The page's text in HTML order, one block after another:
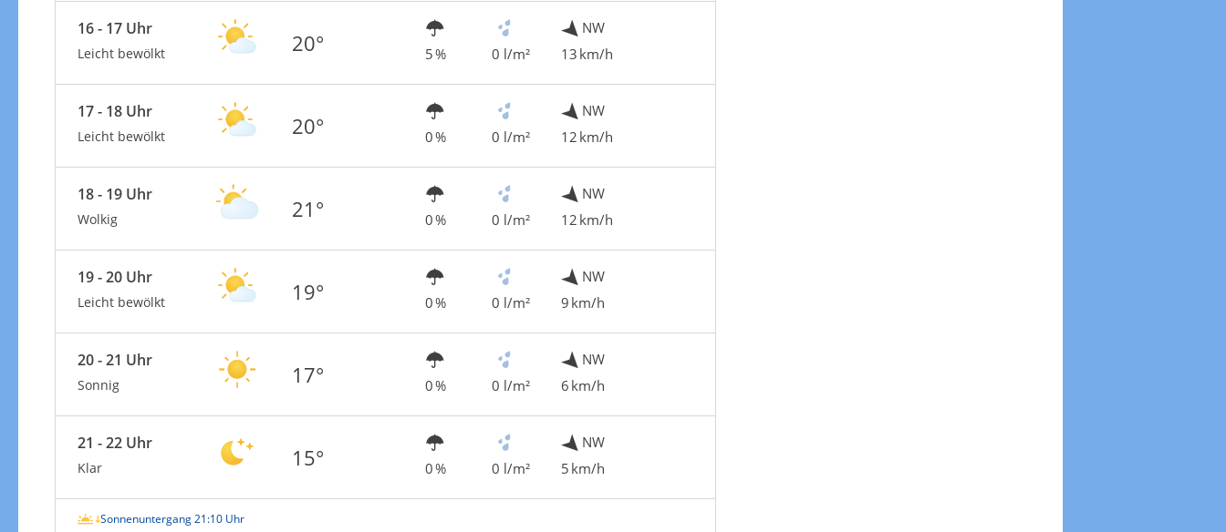
16 - 17 Uhr
Leicht bewölkt 20° 5 % 0 l/m²
NW
13 km/h
17 - 18 Uhr
Leicht bewölkt 20° 0 % 0 l/m²
NW
12 km/h
18 - 19 Uhr
Wolkig 21° 0 % 0 l/m²
NW
12 km/h
19 - 20 Uhr
Leicht bewölkt 19° 0 % 0 l/m²
NW
9 km/h
20 - 21 Uhr
Sonnig 17° 0 % 0 l/m²
NW
6 km/h
21 - 22 Uhr
Klar 15° 0 % 0 l/m²
NW
5 km/h
Sonnenuntergang 21:10 Uhr